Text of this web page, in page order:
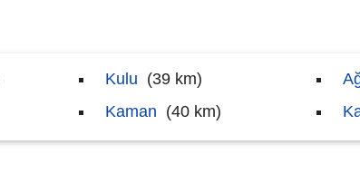
Kulu (39 km)
Kaman (40 km)